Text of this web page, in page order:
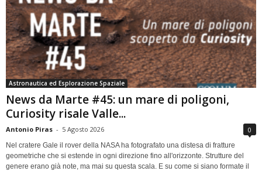
Astronautica ed Esplorazione Spaziale
News da Marte #45: un mare di poligoni,
Curiosity risale Valle...
Antonio Piras - 5 Agosto 2026 0
Nel cratere Gale il rover della NASA ha fotografato una distesa di fratture
geometriche che si estende in ogni direzione fino all'orizzonte. Strutture del
genere erano già note, ma mai su questa scala. E su come si siano formate il